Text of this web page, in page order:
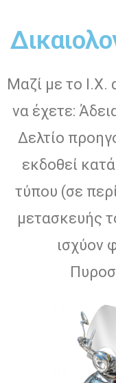
Μαζί με το Ι.Χ.
να έχετε:
Δελτίο
εκδοθεί
τύπου (σε
μετασκευής
ισχύoν